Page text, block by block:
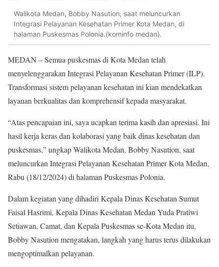
Walikota Medan, Bobby Nasution, saat meluncurkan
Integrasi Pelayanan Kesehatan Primer Kota Medan, di
halaman Puskesmas Polonia.(kominfo medan).
MEDAN – Semua puskesmas di Kota Medan telah
menyelenggarakan Integrasi Pelayanan Kesehatan Primer (ILP).
Transformasi sistem pelayanan kesehatan ini kian mendekatkan
layanan berkualitas dan komprehensif kepada masyarakat.
“Atas pencapaian ini, saya ucapkan terima kasih dan apresiasi. Ini
hasil kerja keras dan kolaborasi yang baik dinas kesehatan dan
puskesmas,” ungkap Walikota Medan, Bobby Nasution, saat
meluncurkan Integrasi Pelayanan Kesehatan Primer Kota Medan,
Rabu (18/12/2024) di halaman Puskesmas Polonia.
Dalam kegiatan yang dihadiri Kepala Dinas Kesehatan Sumut
Faisal Hasrimi, Kepala Dinas Kesehatan Medan Yuda Pratiwi
Setiawan, Camat, dan Kepala Puskesmas se-Kota Medan itu,
Bobby Nasution mengatakan, langkah yang harus terus dilakukan
mengoptimalkan pelayanan.